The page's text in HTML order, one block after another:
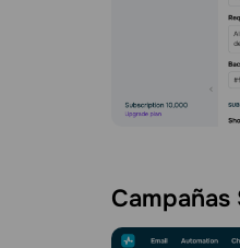
Campañas